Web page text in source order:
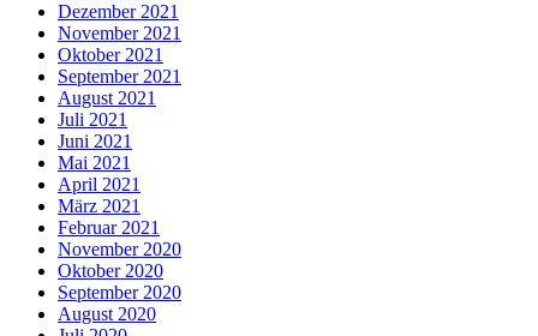
Dezember 2021
November 2021
Oktober 2021
September 2021
August 2021
Juli 2021
Juni 2021
Mai 2021
April 2021
März 2021
Februar 2021
November 2020
Oktober 2020
September 2020
August 2020